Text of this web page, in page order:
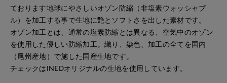
ております地球にやさしいオゾン防縮（非塩素ウォッシャブ
ル）を加工する事で生地に艶とソフトさを出した素材です。
オゾン加工とは、通常の塩素防縮とは異なる、空気中のオゾン
を使用した優しい防縮加工。織り、染色、加工の全てを国内
（尾州産地）で施した国産生地です。
チェックはINEDオリジナルの生地を使用しています。